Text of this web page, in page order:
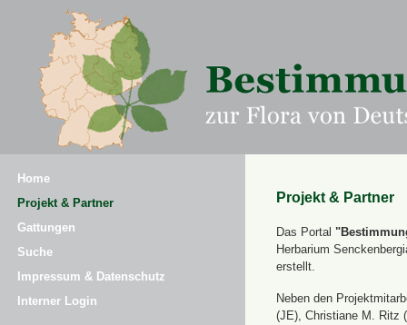
Home
Projekt & Partner
Gattungen
Suche
Impressum & Datenschutz
Interner Login
Projekt & Partner
Das Portal
Herbarium
erstellt.
Neben den
(JE), Christiane M. Ritz